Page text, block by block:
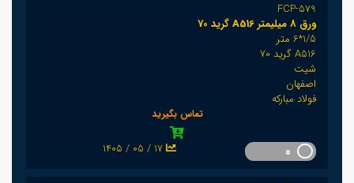
FCP-579
ورق 8 میلیمتر A516 گرید 70
1/5*6 متر
A516 گرید 70
شیت
اصفهان
فولاد مبارکه
تماس بگیرید
1405 / 05 / 17